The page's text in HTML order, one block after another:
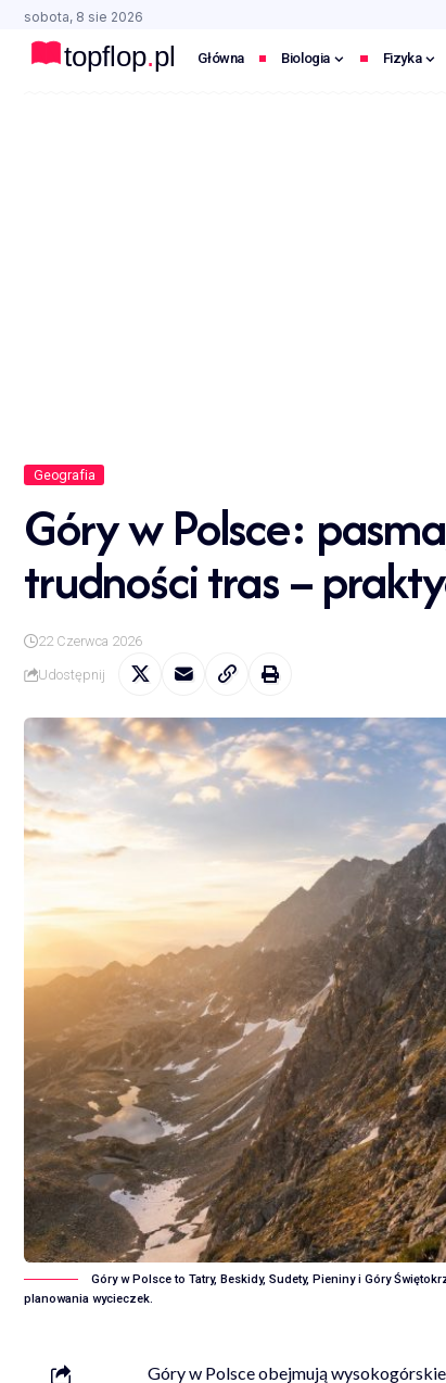
sobota, 8 sie 2026
Główna Biologia Fizyka
Geografia
Góry w Polsce:
trudności tras –
22 Czerwca 2026
Udostępnij
Góry w Polsce to Tatry, Beskidy, Sudety, Pieniny i Góry
planowania wycieczek.
Góry w Polsce obejmują